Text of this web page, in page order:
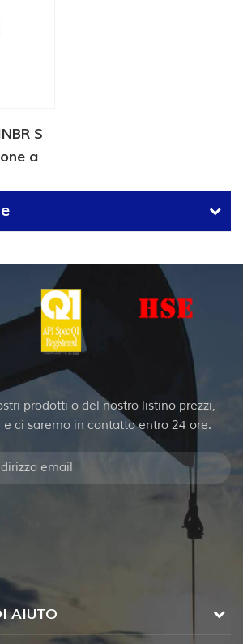
S
a
prodotti o del nostro listino prezzi,
ci saremo in contatto entro 24 ore.
AIUTO